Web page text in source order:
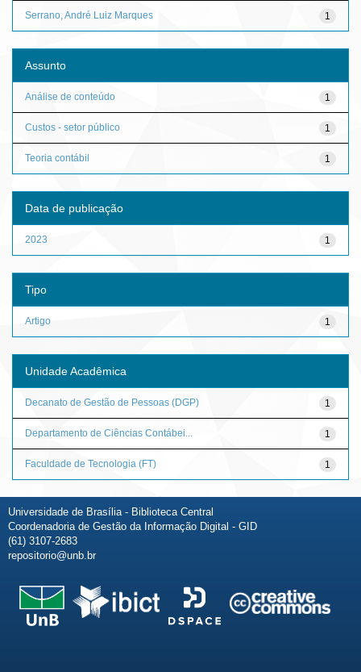
1
Serrano, André Luiz Marques
Assunto
1
Análise de conteúdo
1
Custos - setor público
1
Teoria contábil
Data de publicação
1
2023
Tipo
1
Artigo
Unidade Acadêmica
1
Decanato de Gestão de Pessoas (DGP)
1
Departamento de Ciências Contábei...
1
Faculdade de Tecnologia (FT)
Universidade de Brasília - Biblioteca Central
Coordenadoria de Gestão da Informação Digital - GID
(61) 3107-2683
repositorio@unb.br